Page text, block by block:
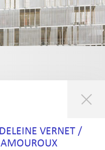
VERNET /